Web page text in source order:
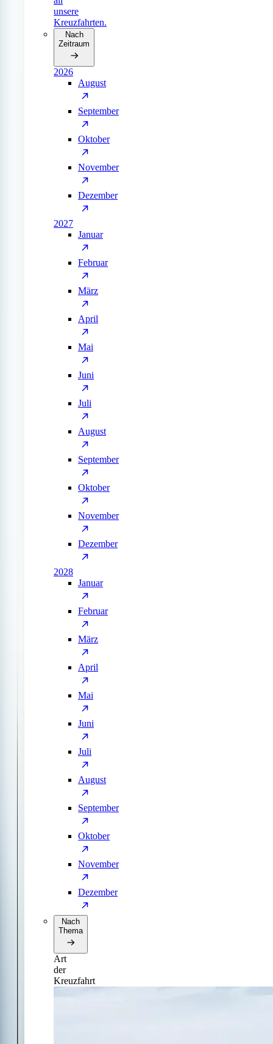
unsere
Kreuzfahrten.
Nach
Zeitraum
2026
August
September
Oktober
November
Dezember
2027
Januar
Februar
März
April
Mai
Juni
Juli
August
September
Oktober
November
Dezember
2028
Januar
Februar
März
April
Mai
Juni
Juli
August
September
Oktober
November
Dezember
Nach
Thema
Art
der
Kreuzfahrt